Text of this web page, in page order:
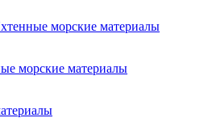
морские материалы
морские материалы